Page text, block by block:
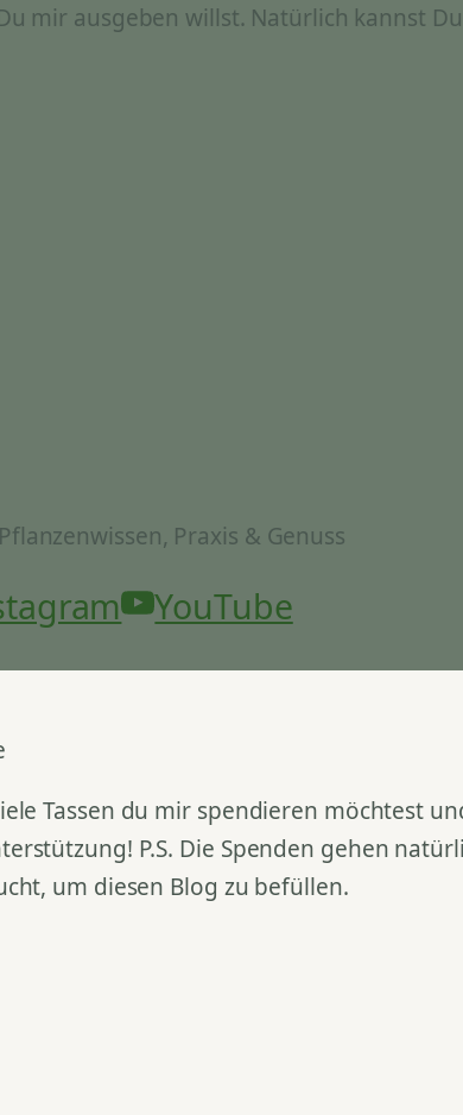
mir ausgeben willst. Natürlich kannst
Praxis & Genuss
YouTube
Tassen du mir spendieren möchtest
P.S. Die Spenden gehen
um diesen Blog zu befüllen.